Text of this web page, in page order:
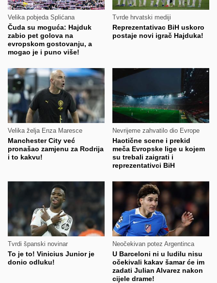
Velika pobjeda Splićana
Čuda su moguća: Hajduk
zabio pet golova na
evropskom gostovanju, a
mogao je i puno više!
Tvrde hrvatski mediji
Reprezentativac BiH uskoro
postaje novi igrač Hajduka!
Velika želja Enza Maresce
Manchester City već
pronašao zamjenu za Rodrija
i to kakvu!
Nevrijeme zahvatilo dio Evrope
Haotične scene i prekid
meča Evropske lige u kojem
su trebali zaigrati i
reprezentativci BiH
Tvrdi španski novinar
To je to! Vinicius Junior je
donio odluku!
Neočekivan potez Argentinca
U Barceloni ni u ludilu nisu
očekivali kakav šamar će im
zadati Julian Alvarez nakon
cijele drame!